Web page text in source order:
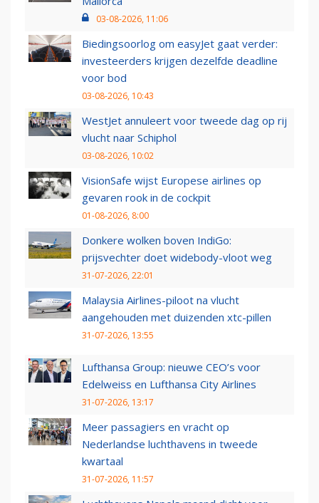
03-08-2026, 11:06
Biedingsoorlog om easyJet gaat verder:
investeerders krijgen dezelfde deadline
voor bod
03-08-2026, 10:43
WestJet annuleert voor tweede dag op rij
vlucht naar Schiphol
03-08-2026, 10:02
VisionSafe wijst Europese airlines op
gevaren rook in de cockpit
01-08-2026, 8:00
Donkere wolken boven IndiGo:
prijsvechter doet widebody-vloot weg
31-07-2026, 22:01
Malaysia Airlines-piloot na vlucht
aangehouden met duizenden xtc-pillen
31-07-2026, 13:55
Lufthansa Group: nieuwe CEO’s voor
Edelweiss en Lufthansa City Airlines
31-07-2026, 13:17
Meer passagiers en vracht op
Nederlandse luchthavens in tweede
kwartaal
31-07-2026, 11:57